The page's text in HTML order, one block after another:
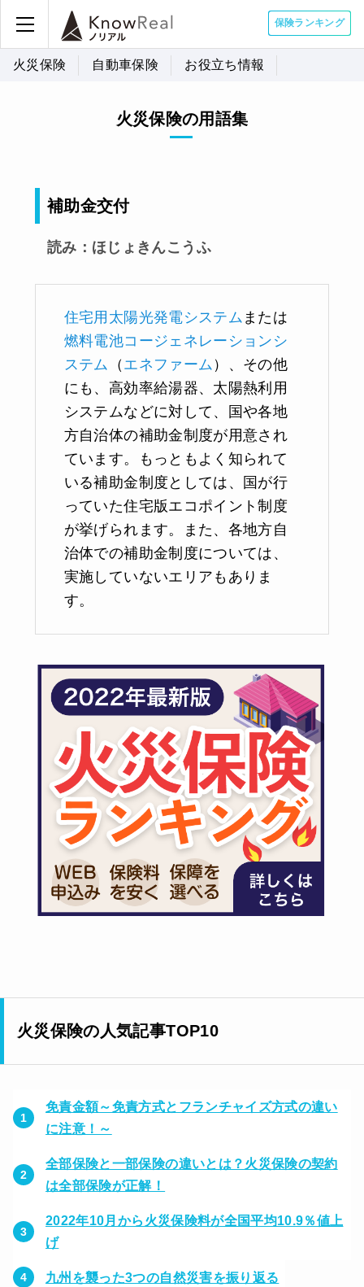
保険ランキング
火災保険 自動車保険 お役立ち情報
火災保険の用語集
補助金交付
読み：ほじょきんこうふ
住宅用太陽光発電システム または
燃料電池コージェネレーションシ
ステム （ エネファーム ）、その他
にも、高効率給湯器、太陽熱利用
システムなどに対して、国や各地
方自治体の補助金制度が用意され
ています。もっともよく知られて
いる補助金制度としては、国が行
っていた住宅版エコポイント制度
が挙げられます。また、各地方自
治体での補助金制度については、
実施していないエリアもありま
す。
火災保険の人気記事TOP10
免責金額～免責方式とフランチャイズ方式の違い
に注意！～
全部保険と一部保険の違いとは？火災保険の契約
は全部保険が正解！
2022年10月から火災保険料が全国平均10.9％値上
げ
九州を襲った3つの自然災害を振り返る